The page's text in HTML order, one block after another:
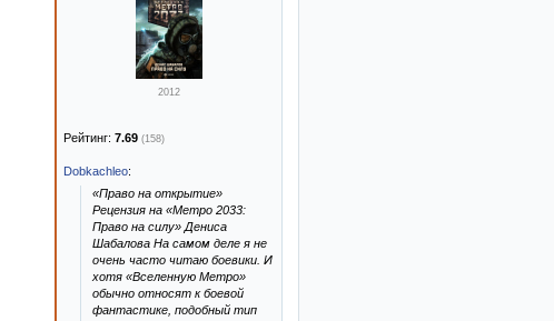
2012
Рейтинг: 7.69 (158)
Dobkachleo:
«Право на открытие»
Рецензия на «Метро 2033:
Право на силу» Дениса
Шабалова На самом деле я не
очень часто читаю боевики. И
хотя «Вселенную Метро»
обычно относят к боевой
фантастике, подобный тип